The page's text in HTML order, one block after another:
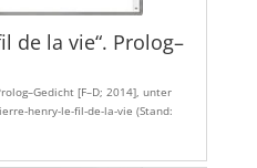
de la vie“. Prolog–
[F–D; 2014], unter
henry-le-fil-de-la-vie (Stand: